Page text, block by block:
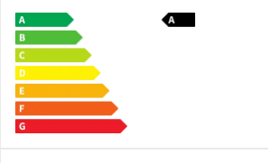
* Standardfahrwerk hinten
* Steuerung Typschild M1-PKW
* Steuerung UN-ECE
* Steuerung UWB-Trägerfrequenz
* Steuerung Zellmodul
* Vorbereitung für Alkohol-Wegfahrsperre